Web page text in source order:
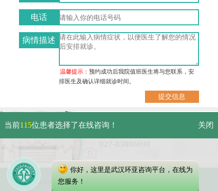
电话
病情描述
温馨提示：预约成功后我院值班医生将与您联系，安
排医生及确认详细就诊时间。
武汉市硚口区解放大道479号
免费电话：
Copyright 2025 武汉环亚中医白癜风医院
当前115位患者选择了在线咨询！ 关闭
你好，这里是武汉环亚咨询平台，在线为
您服务！